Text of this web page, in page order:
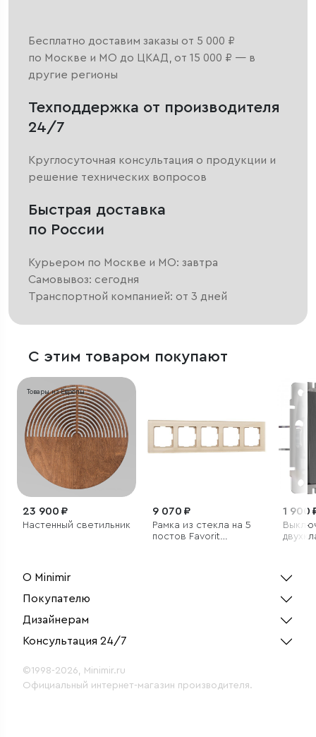
Бесплатно доставим заказы от 5 000 ₽
по Москве и МО до ЦКАД, от 15 000 ₽ — в
другие регионы
Техподдержка от производителя
24/7
Круглосуточная консультация о продукции и
решение технических вопросов
Быстрая доставка
по России
Курьером по Москве и МО: завтра
Самовывоз: сегодня
Транспортной компанией: от 3 дней
С этим товаром покупают
Товары из Европы
23 900 ₽
Настенный светильник
9 070 ₽
Рамка из стекла на 5
постов Favorit
1 900
О Minimir
Покупателю
Дизайнерам
Консультация 24/7
©1998-2026, Minimir.ru
Официальный интернет-магазин производителя.